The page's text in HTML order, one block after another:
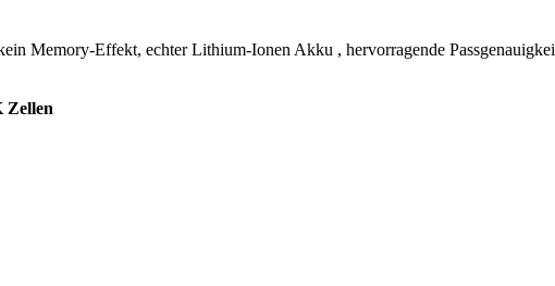
Memory-Effekt, echter Lithium-Ionen Akku , hervorragende
Zellen